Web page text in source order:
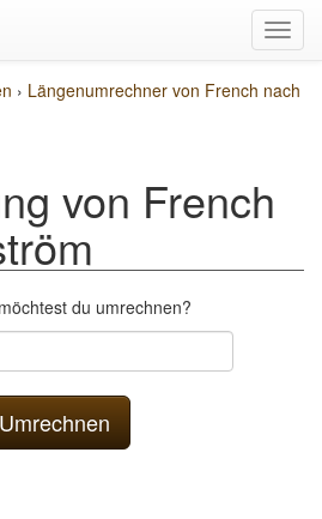
› Längenumrechner von French nach
von French
du umrechnen?